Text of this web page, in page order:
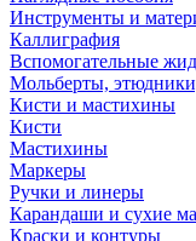
Инструменты и
Каллиграфия
Вспомогательные
Мольберты,
Кисти и мастихины
Кисти
Мастихины
Маркеры
Ручки и линеры
Карандаши и сухие
Краски и контуры